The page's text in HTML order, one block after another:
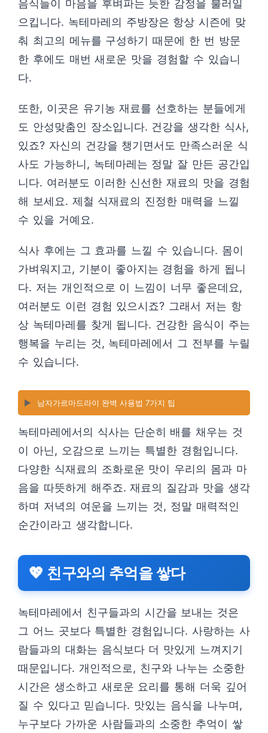
음식들이 마음을 후벼파는 듯한 감정을 불러일
으킵니다. 녹테마레의 주방장은 항상 시즌에 맞
춰 최고의 메뉴를 구성하기 때문에 한 번 방문
한 후에도 매번 새로운 맛을 경험할 수 있습니
다.
또한, 이곳은 유기농 재료를 선호하는 분들에게
도 안성맞춤인 장소입니다. 건강을 생각한 식사,
있죠? 자신의 건강을 챙기면서도 만족스러운 식
사도 가능하니, 녹테마레는 정말 잘 만든 공간입
니다. 여러분도 이러한 신선한 재료의 맛을 경험
해 보세요. 제철 식재료의 진정한 매력을 느낄
수 있을 거예요.
식사 후에는 그 효과를 느낄 수 있습니다. 몸이
가벼워지고, 기분이 좋아지는 경험을 하게 됩니
다. 저는 개인적으로 이 느낌이 너무 좋은데요,
여러분도 이런 경험 있으시죠? 그래서 저는 항
상 녹테마레를 찾게 됩니다. 건강한 음식이 주는
행복을 누리는 것, 녹테마레에서 그 전부를 누릴
수 있습니다.
▶️ 남자가르마드라이 완벽 사용법 7가지 팁
녹테마레에서의 식사는 단순히 배를 채우는 것
이 아닌, 오감으로 느끼는 특별한 경험입니다.
다양한 식재료의 조화로운 맛이 우리의 몸과 마
음을 따뜻하게 해주죠. 재료의 질감과 맛을 생각
하며 저녁의 여운을 느끼는 것, 정말 매력적인
순간이라고 생각합니다.
💖 친구와의 추억을 쌓다
녹테마레에서 친구들과의 시간을 보내는 것은
그 어느 곳보다 특별한 경험입니다. 사랑하는 사
람들과의 대화는 음식보다 더 맛있게 느껴지기
때문입니다. 개인적으로, 친구와 나누는 소중한
시간은 생소하고 새로운 요리를 통해 더욱 깊어
질 수 있다고 믿습니다. 맛있는 음식을 나누며,
누구보다 가까운 사람들과의 소중한 추억이 쌓